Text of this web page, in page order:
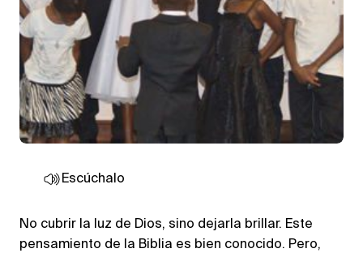
Escúchalo
No cubrir la luz de Dios, sino dejarla brillar. Este
pensamiento de la Biblia es bien conocido. Pero,